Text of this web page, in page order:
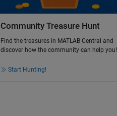
Community Treasure Hunt
Find the treasures in MATLAB Central and
discover how the community can help you!
Start Hunting!